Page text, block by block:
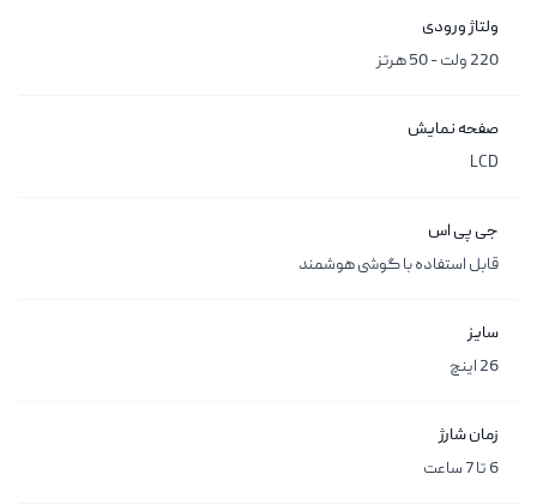
ولتاژ ورودی
220 ولت - 50 هرتز
صفحه نمایش
LCD
جی پی اس
قابل استفاده با گوشی هوشمند
سایز
26 اینچ
زمان شارژ
6 تا 7 ساعت